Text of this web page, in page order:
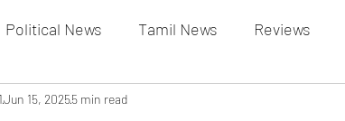
Political News Tamil News Reviews
Gallery Events Gallery
Jun 15, 20255 min read